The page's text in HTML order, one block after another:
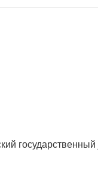
государственный